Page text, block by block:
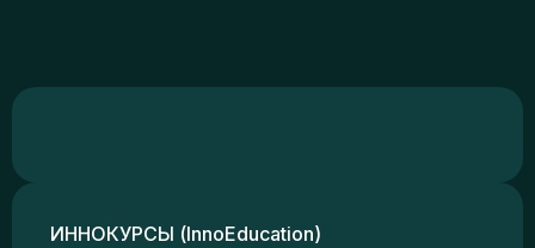
ИННОКУРСЫ (InnoEducation)